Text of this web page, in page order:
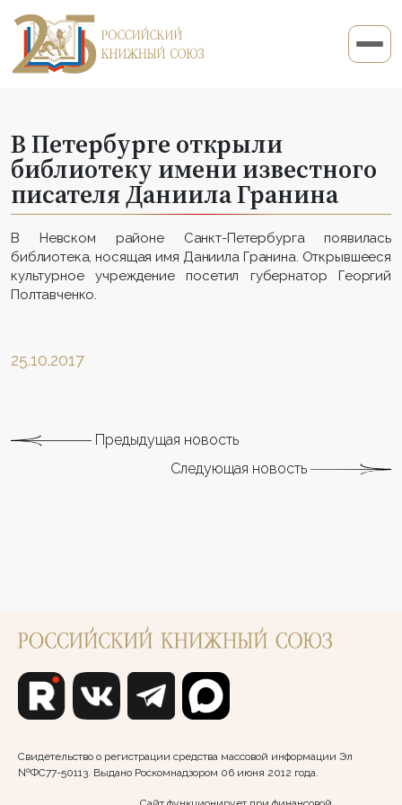
В Петербурге открыли
библиотеку имени известного
писателя Даниила Гранина
В Невском районе Санкт-Петербурга появилась
библиотека, носящая имя Даниила Гранина. Открывшееся
культурное учреждение посетил губернатор Георгий
Полтавченко.
25.10.2017
Предыдущая новость
Следующая новость
Свидетельство о регистрации средства массовой информации Эл
№ФС77-50113. Выдано Роскомнадзором 06 июня 2012 года.